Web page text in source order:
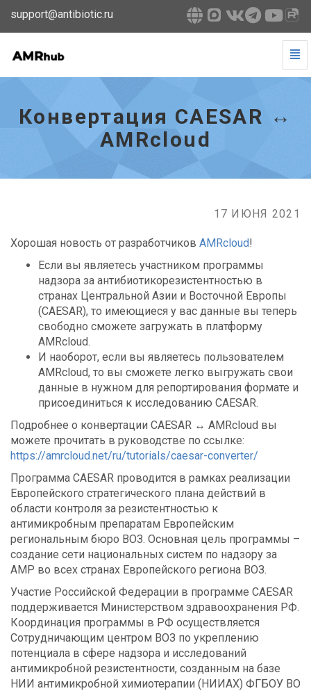
support@antibiotic.ru
Конвертация
AMRcloud
Конвертация CAESAR ↔
AMRcloud
17 ИЮНЯ 2021
Хорошая новость от разработчиков AMRcloud!
Если вы являетесь участником программы
надзора за антибиотикорезистентностью в
странах Центральной Азии и Восточной Европы
(CAESAR), то имеющиеся у вас данные вы теперь
свободно сможете загружать в платформу
AMRcloud.
И наоборот, если вы являетесь пользователем
AMRcloud, то вы сможете легко выгружать свои
данные в нужном для репортирования формате и
присоединиться к исследованию CAESAR.
Подробнее о конвертации CAESAR ↔ AMRcloud вы
можете прочитать в руководстве по ссылке:
https://amrcloud.net/ru/tutorials/caesar-converter/
Программа CAESAR проводится в рамках реализации
Европейского стратегического плана действий в
области контроля за резистентностью к
антимикробным препаратам Европейским
региональным бюро ВОЗ. Основная цель программы –
создание сети национальных систем по надзору за
АМР во всех странах Европейского региона ВОЗ.
Участие Российской Федерации в программе CAESAR
поддерживается Министерством здравоохранения РФ.
Координация программы в РФ осуществляется
Сотрудничающим центром ВОЗ по укреплению
потенциала в сфере надзора и исследований
антимикробной резистентности, созданным на базе
НИИ антимикробной химиотерапии (НИИАХ) ФГБОУ ВО